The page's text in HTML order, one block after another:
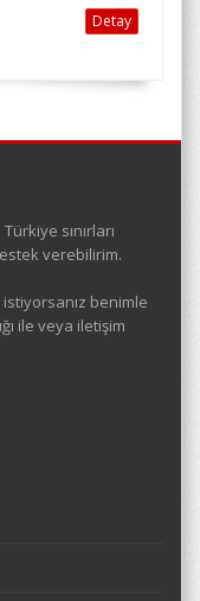
Detay
sınırları
verebilirim.
benimle
ile veya iletişim